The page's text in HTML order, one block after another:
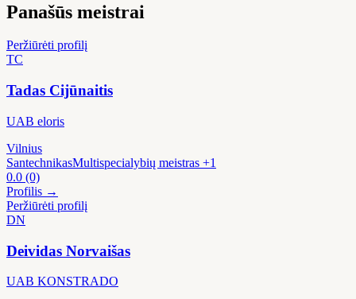
Panašūs meistrai
Peržiūrėti profilį
TC
Tadas Cijūnaitis
UAB eloris
Vilnius
SantechnikasMultispecialybių meistras +1
0.0 (0)
Profilis →
Peržiūrėti profilį
DN
Deividas Norvaišas
UAB KONSTRADO